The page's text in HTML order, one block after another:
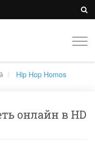
Hip Hop Homos
онлайн в HD